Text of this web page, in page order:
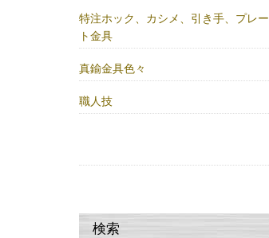
特注ホック、カシメ、引き手、プレー
ト金具
真鍮金具色々
職人技
検索